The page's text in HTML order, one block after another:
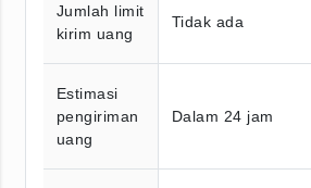
Jumlah limit
kirim uang
Tidak ada
Estimasi
pengiriman
uang
Dalam 24 jam